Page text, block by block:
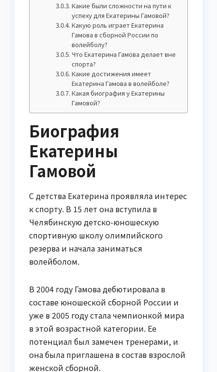
Какие были сложности на пути к
успеху для Екатерины Гамовой?
Какую роль играет Екатерина
Гамова в сборной России по
волейболу?
Что Екатерина Гамова делает вне
спорта?
Какие достижения имеет
Екатерина Гамова в волейболе?
Какая биография у Екатерины
Гамовой?
Биография
Екатерины
Гамовой
С детства Екатерина проявляла интерес
к спорту. В 15 лет она вступила в
Челябинскую детско-юношескую
спортивную школу олимпийского
резерва и начала заниматься
волейболом.
В 2004 году Гамова дебютировала в
составе юношеской сборной России и
уже в 2005 году стала чемпионкой мира
в этой возрастной категории. Ее
потенциал был замечен тренерами, и
она была приглашена в состав взрослой
женской сборной.